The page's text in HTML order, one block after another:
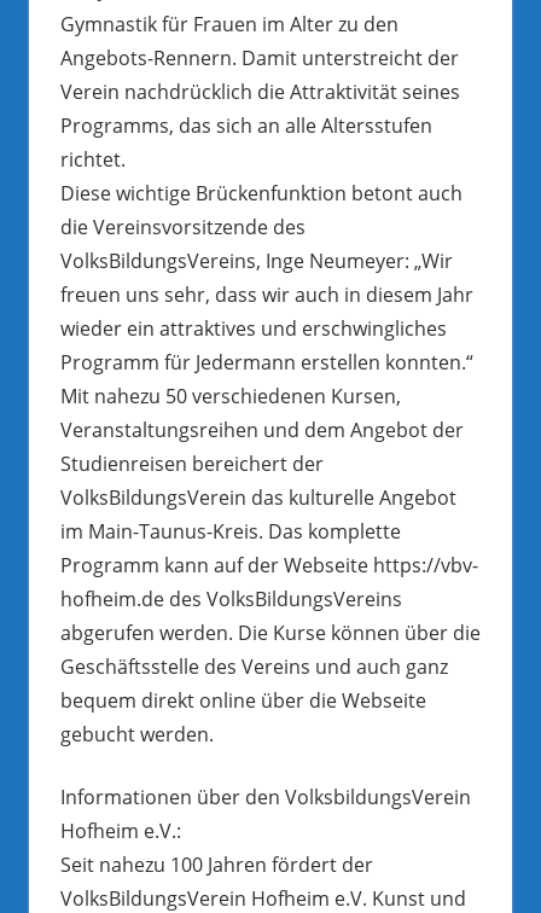
Gymnastik für Frauen im Alter zu den
Angebots-Rennern. Damit unterstreicht der
Verein nachdrücklich die Attraktivität seines
Programms, das sich an alle Altersstufen
richtet.
Diese wichtige Brückenfunktion betont auch
die Vereinsvorsitzende des
VolksBildungsVereins, Inge Neumeyer: „Wir
freuen uns sehr, dass wir auch in diesem Jahr
wieder ein attraktives und erschwingliches
Programm für Jedermann erstellen konnten.“
Mit nahezu 50 verschiedenen Kursen,
Veranstaltungsreihen und dem Angebot der
Studienreisen bereichert der
VolksBildungsVerein das kulturelle Angebot
im Main-Taunus-Kreis. Das komplette
Programm kann auf der Webseite https://vbv-
hofheim.de des VolksBildungsVereins
abgerufen werden. Die Kurse können über die
Geschäftsstelle des Vereins und auch ganz
bequem direkt online über die Webseite
gebucht werden.
Informationen über den VolksbildungsVerein
Hofheim e.V.:
Seit nahezu 100 Jahren fördert der
VolksBildungsVerein Hofheim e.V. Kunst und